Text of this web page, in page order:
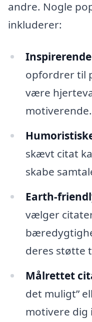
andre. Nogle
inkluderer:
opfordrer til
være
motiverende.
skævt citat
skabe
Earth-
vælger
deres støtte
Målrettet
det muligt”
motivere dig